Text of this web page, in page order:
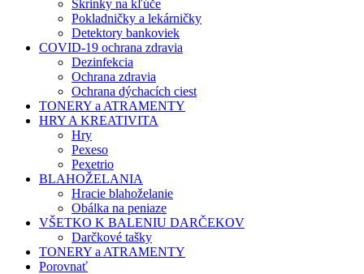
Skrinky na kľúče
Pokladničky a lekárničky
Detektory bankoviek
COVID-19 ochrana zdravia
Dezinfekcia
Ochrana zdravia
Ochrana dýchacích ciest
TONERY a ATRAMENTY
HRY A KREATIVITA
Hry
Pexeso
Pexetrio
BLAHOŽELANIA
Hracie blahoželanie
Obálka na peniaze
VŠETKO K BALENIU DARČEKOV
Darčkové tašky
TONERY a ATRAMENTY
Porovnať